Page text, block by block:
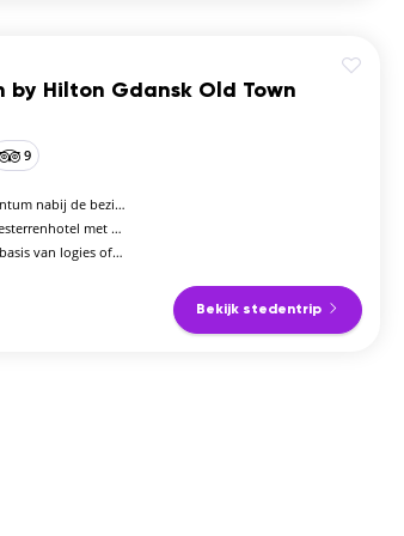
by Hilton Gdansk Old Town
9
de bezienswaardigheden
met een veel faciliteiten
logies of logies en ontbijt
Bekijk stedentrip